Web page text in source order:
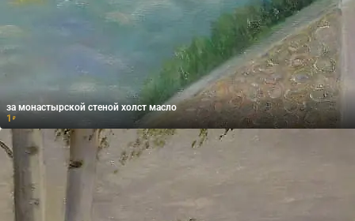
за монастырской стеной холст масло
1₽